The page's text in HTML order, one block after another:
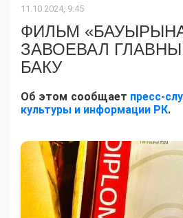
11.10.2024, 9:45
ФИЛЬМ
ЗАВОЕВАЛ
БАКУ
Об этом сообщает пресс-
культуры и информации РК.